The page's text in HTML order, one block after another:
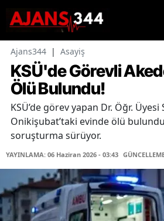
Ajans344 | Asayiş
KSÜ'de Görevli
Ölü Bulundu!
KSÜ’de görev yapan Dr. Öğr.
Onikişubat’taki evinde ölü
soruşturma sürüyor.
YAYINLAMA: 06 Haziran 2026 - 03:43